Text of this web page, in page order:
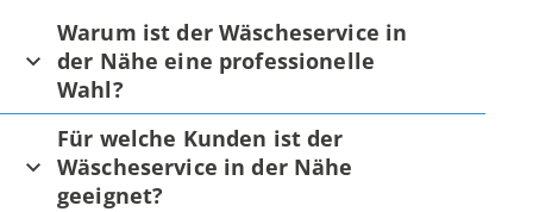
Warum ist der Wäscheservice in
der Nähe eine professionelle
Wahl?
Für welche Kunden ist der
Wäscheservice in der Nähe
geeignet?